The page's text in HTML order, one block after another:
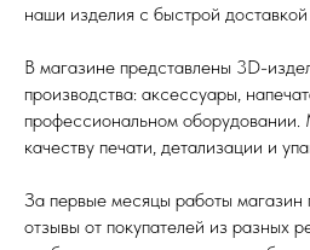
наши изделия с быстрой
В магазине представлены 3D-
производства: аксессуары,
профессиональном
качеству печати, детализации и
За первые месяцы работы магазин
отзывы от покупателей из разных